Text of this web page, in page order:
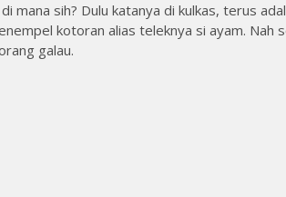
mana sih? Dulu katanya di kulkas, terus
kotoran alias teleknya si ayam. Nah
galau.